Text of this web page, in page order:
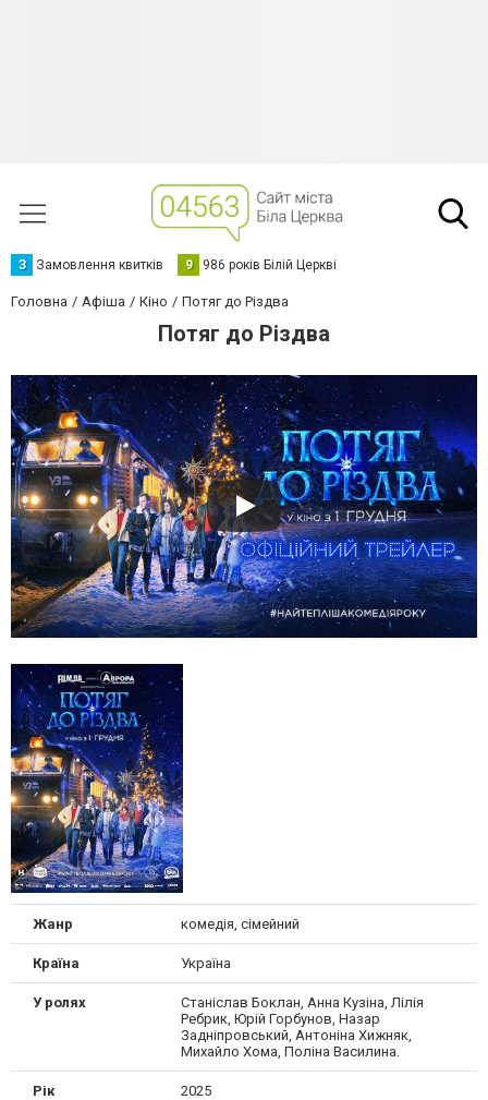
З Замовлення квитків 9 986 років Білій Церкві
Головна Афіша Кіно Потяг до Різдва
Потяг до Різдва
Жанр комедія, сімейний
Країна Україна
У ролях
Станіслав Боклан, Анна Кузіна, Лілія
Ребрик, Юрій Горбунов, Назар
Задніпровський, Антоніна Хижняк,
Михайло Хома, Поліна Василина.
Рік 2025